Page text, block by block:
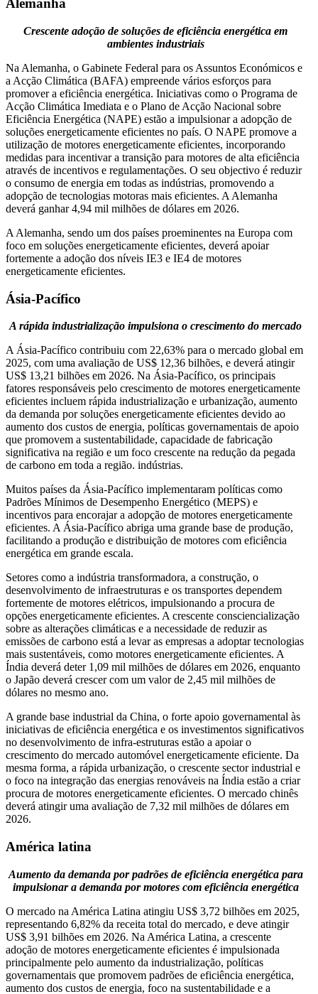
Alemanha
Crescente adoção de soluções de eficiência energética em
ambientes industriais
Na Alemanha, o Gabinete Federal para os Assuntos Económicos e
a Acção Climática (BAFA) empreende vários esforços para
promover a eficiência energética. Iniciativas como o Programa de
Acção Climática Imediata e o Plano de Acção Nacional sobre
Eficiência Energética (NAPE) estão a impulsionar a adopção de
soluções energeticamente eficientes no país. O NAPE promove a
utilização de motores energeticamente eficientes, incorporando
medidas para incentivar a transição para motores de alta eficiência
através de incentivos e regulamentações. O seu objectivo é reduzir
o consumo de energia em todas as indústrias, promovendo a
adopção de tecnologias motoras mais eficientes. A Alemanha
deverá ganhar 4,94 mil milhões de dólares em 2026.
A Alemanha, sendo um dos países proeminentes na Europa com
foco em soluções energeticamente eficientes, deverá apoiar
fortemente a adoção dos níveis IE3 e IE4 de motores
energeticamente eficientes.
Ásia-Pacífico
A rápida industrialização impulsiona o crescimento do mercado
A Ásia-Pacífico contribuiu com 22,63% para o mercado global em
2025, com uma avaliação de US$ 12,36 bilhões, e deverá atingir
US$ 13,21 bilhões em 2026. Na Ásia-Pacífico, os principais
fatores responsáveis pelo crescimento de motores energeticamente
eficientes incluem rápida industrialização e urbanização, aumento
da demanda por soluções energeticamente eficientes devido ao
aumento dos custos de energia, políticas governamentais de apoio
que promovem a sustentabilidade, capacidade de fabricação
significativa na região e um foco crescente na redução da pegada
de carbono em toda a região. indústrias.
Muitos países da Ásia-Pacífico implementaram políticas como
Padrões Mínimos de Desempenho Energético (MEPS) e
incentivos para encorajar a adopção de motores energeticamente
eficientes. A Ásia-Pacífico abriga uma grande base de produção,
facilitando a produção e distribuição de motores com eficiência
energética em grande escala.
Setores como a indústria transformadora, a construção, o
desenvolvimento de infraestruturas e os transportes dependem
fortemente de motores elétricos, impulsionando a procura de
opções energeticamente eficientes. A crescente consciencialização
sobre as alterações climáticas e a necessidade de reduzir as
emissões de carbono está a levar as empresas a adoptar tecnologias
mais sustentáveis, como motores energeticamente eficientes. A
Índia deverá deter 1,09 mil milhões de dólares em 2026, enquanto
o Japão deverá crescer com um valor de 2,45 mil milhões de
dólares no mesmo ano.
A grande base industrial da China, o forte apoio governamental às
iniciativas de eficiência energética e os investimentos significativos
no desenvolvimento de infra-estruturas estão a apoiar o
crescimento do mercado automóvel energeticamente eficiente. Da
mesma forma, a rápida urbanização, o crescente sector industrial e
o foco na integração das energias renováveis ​​na Índia estão a criar
procura de motores energeticamente eficientes. O mercado chinês
deverá atingir uma avaliação de 7,32 mil milhões de dólares em
2026.
América latina
Aumento da demanda por padrões de eficiência energética para
impulsionar a demanda por motores com eficiência energética
O mercado na América Latina atingiu US$ 3,72 bilhões em 2025,
representando 6,82% da receita total do mercado, e deve atingir
US$ 3,91 bilhões em 2026. Na América Latina, a crescente
adoção de motores energeticamente eficientes é impulsionada
principalmente pelo aumento da industrialização, políticas
governamentais que promovem padrões de eficiência energética,
aumento dos custos de energia, foco na sustentabilidade e a